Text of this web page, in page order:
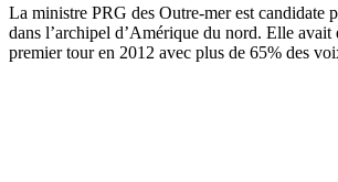
La ministre PRG des Outre-mer est candidate
dans l’archipel d’Amérique du nord. Elle avait
premier tour en 2012 avec plus de 65% des